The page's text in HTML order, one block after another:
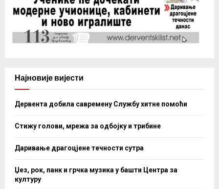
Најновије вијести
Дервента добила савремену Службу хитне помоћи
Стижу голови, мрежа за одбојку и трибине
Даривање драгоцјене течности сутра
Џез, рок, панк и грчка музика у башти Центра за
културу